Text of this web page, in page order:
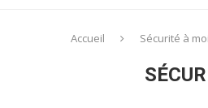
Accueil Sécurité à